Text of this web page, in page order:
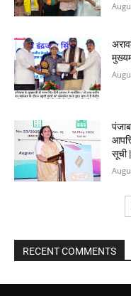
सूची
RECENT COMMENTS